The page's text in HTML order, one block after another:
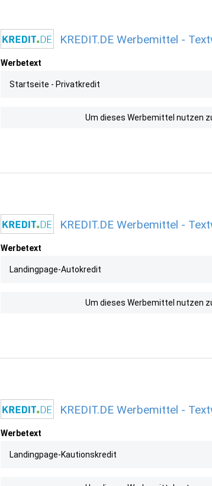
KREDIT.DE Werbemittel -
Werbetext
Startseite - Privatkredit
Um dieses Werbemittel nutzen
KREDIT.DE Werbemittel -
Werbetext
Landingpage-Autokredit
Um dieses Werbemittel nutzen
KREDIT.DE Werbemittel -
Werbetext
Landingpage-Kautionskredit